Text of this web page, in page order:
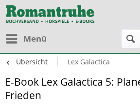
Menü
Übersicht Lex Galactica
E-Book Lex Galactica 5:
Frieden